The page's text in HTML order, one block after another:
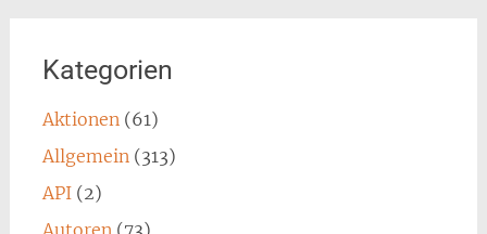
Kategorien
Aktionen (61)
Allgemein (313)
API(2)
Autoren (73)